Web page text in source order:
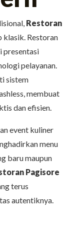
Restoran
klasik. Restoran
presentasi
pelayanan.
sistem
membuat
dan efisien.
event kuliner
menu
baru maupun
Pagisore
terus
autentiknya.